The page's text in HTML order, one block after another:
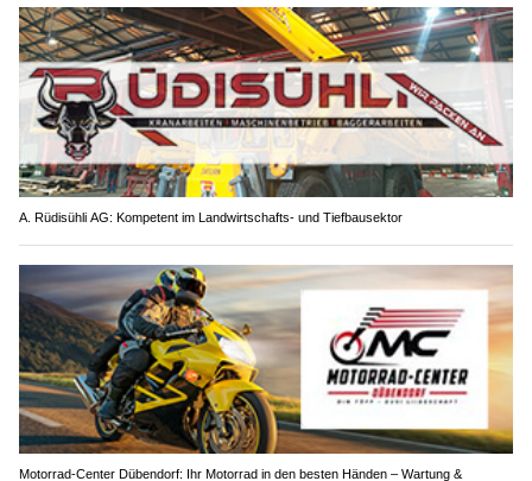
A. Rüdisühli AG: Kompetent im Landwirtschafts- und Tiefbausektor
Motorrad-Center Dübendorf: Ihr Motorrad in den besten Händen – Wartung &